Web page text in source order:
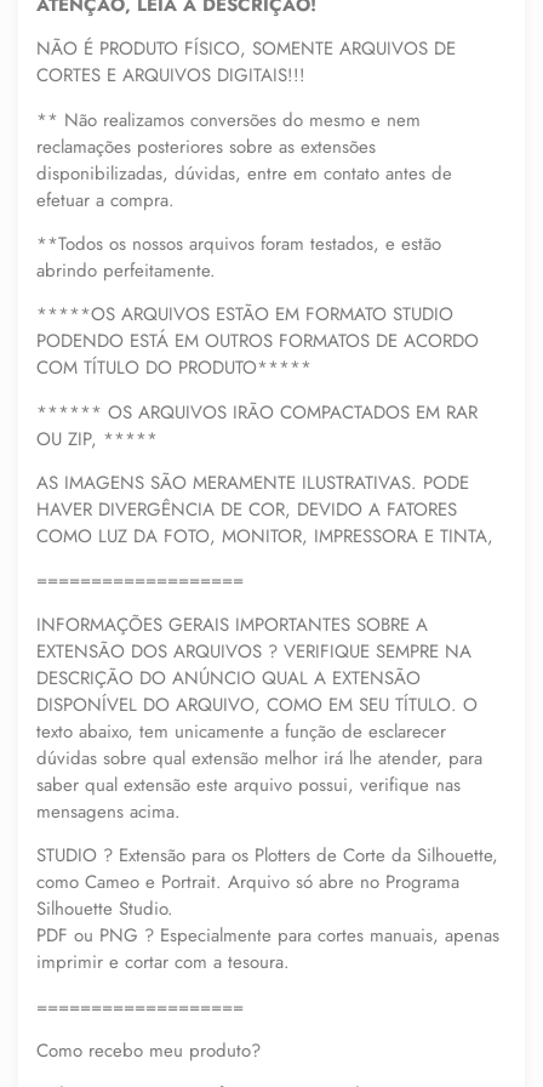
NÃO É PRODUTO FÍSICO, SOMENTE ARQUIVOS DE
CORTES E ARQUIVOS DIGITAIS!!!
** Não realizamos conversões do mesmo e nem
reclamações posteriores sobre as extensões
disponibilizadas, dúvidas, entre em contato antes de
efetuar a compra.
**Todos os nossos arquivos foram testados, e estão
abrindo perfeitamente.
*****OS ARQUIVOS ESTÃO EM FORMATO STUDIO
PODENDO ESTÁ EM OUTROS FORMATOS DE ACORDO
COM TÍTULO DO PRODUTO*****
****** OS ARQUIVOS IRÃO COMPACTADOS EM RAR
OU ZIP, *****
AS IMAGENS SÃO MERAMENTE ILUSTRATIVAS. PODE
HAVER DIVERGÊNCIA DE COR, DEVIDO A FATORES
COMO LUZ DA FOTO, MONITOR, IMPRESSORA E TINTA,
===================
INFORMAÇÕES GERAIS IMPORTANTES SOBRE A
EXTENSÃO DOS ARQUIVOS ? VERIFIQUE SEMPRE NA
DESCRIÇÃO DO ANÚNCIO QUAL A EXTENSÃO
DISPONÍVEL DO ARQUIVO, COMO EM SEU TÍTULO. O
texto abaixo, tem unicamente a função de esclarecer
dúvidas sobre qual extensão melhor irá lhe atender, para
saber qual extensão este arquivo possui, verifique nas
mensagens acima.
STUDIO ? Extensão para os Plotters de Corte da Silhouette,
como Cameo e Portrait. Arquivo só abre no Programa
Silhouette Studio.
PDF ou PNG ? Especialmente para cortes manuais, apenas
imprimir e cortar com a tesoura.
===================
Como recebo meu produto?